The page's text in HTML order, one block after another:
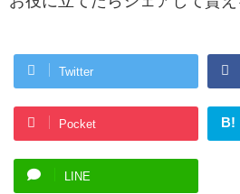
Twitter
Pocket B!
LINE